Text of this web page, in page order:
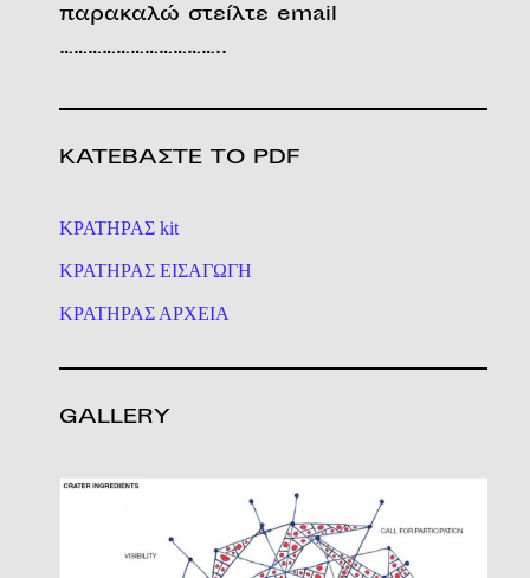
παρακαλώ στείλτε email
……………………………..
ΚΑΤΕΒΑΣΤΕ ΤΟ PDF
ΚΡΑΤΗΡΑΣ kit
ΚΡΑΤΗΡΑΣ ΕΙΣΑΓΩΓΗ
ΚΡΑΤΗΡΑΣ ΑΡΧΕΙΑ
GALLERY